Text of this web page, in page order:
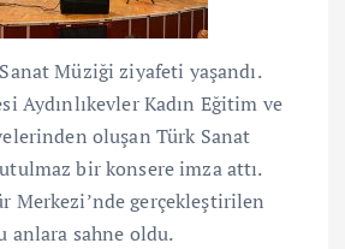
Müziği ziyafeti yaşandı.
Aydınlıkevler Kadın Eğitim ve
oluşan Türk Sanat
bir konsere imza attı.
Merkezi’nde gerçekleştirilen
anlara sahne oldu.